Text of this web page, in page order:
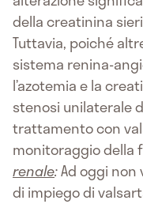
della creatinina
Tuttavia, poiché
sistema renina-
l’azotemia e la
stenosi unilaterale
trattamento con
monitoraggio della
renale:Ad oggi non
di impiego di